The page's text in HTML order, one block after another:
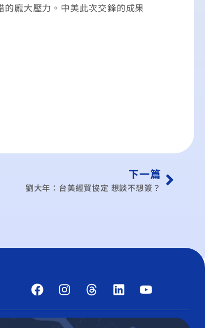
龐大壓力。中美此次交鋒的成果
下一篇
劉大年：台美經貿協定 想談不想簽？